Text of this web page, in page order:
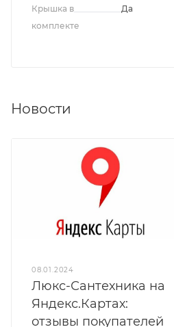
Крышка в
комплекте
Да
Новости
08.01.2024
Люкс-Сантехника на
Яндекс.Картах:
отзывы покупателей